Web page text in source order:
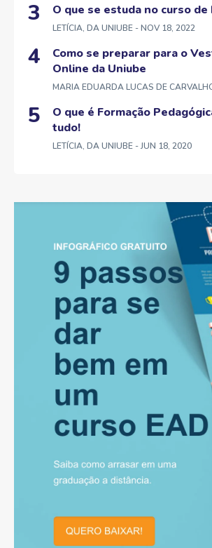
O que se estuda no curso de
LETÍCIA, DA UNIUBE - NOV 18, 2022
Como se preparar para o
Online da Uniube
MARIA EDUARDA LUCAS DE
O que é Formação
tudo!
LETÍCIA, DA UNIUBE - JUN 18, 2020